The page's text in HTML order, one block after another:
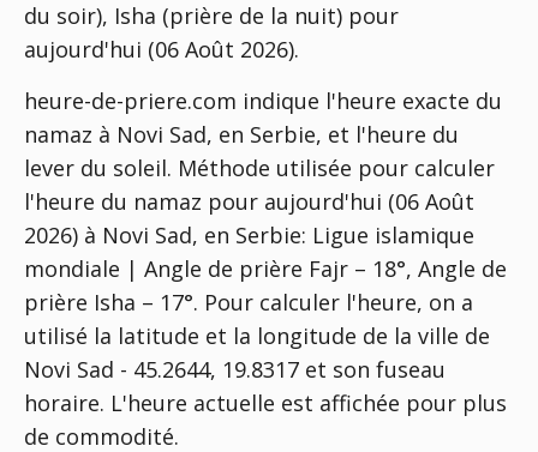
du soir), Isha (prière de la nuit) pour
aujourd'hui (06 Août 2026).
heure-de-priere.com indique l'heure exacte du
namaz à Novi Sad, en Serbie, et l'heure du
lever du soleil. Méthode utilisée pour calculer
l'heure du namaz pour aujourd'hui (06 Août
2026) à Novi Sad, en Serbie: Ligue islamique
mondiale | Angle de prière Fajr – 18°, Angle de
prière Isha – 17°. Pour calculer l'heure, on a
utilisé la latitude et la longitude de la ville de
Novi Sad - 45.2644, 19.8317 et son fuseau
horaire. L'heure actuelle est affichée pour plus
de commodité.